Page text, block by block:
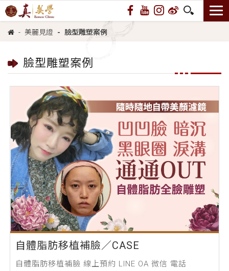
美麗見證 臉型雕塑案例
臉型雕塑案例
自體脂肪移植補臉／CASE
自體脂肪移植補臉 線上預約 LINE OA 微信 電話